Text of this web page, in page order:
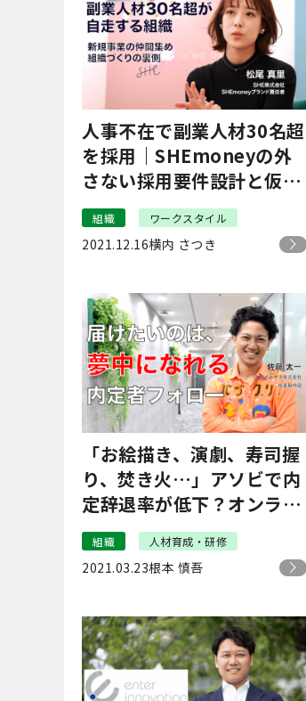
人事不在で副業人材30名超
を採用｜SHEmoneyの外
さない採用要件設計と仮説
検証
組織 ワークスタイル
2021.12.16横内 さつき
「お絵描き、演劇、寿司握
り、焚き火…」アソビで内
定辞退率が低下？オンライ
ンでも夢中になれる内定者
フォローとは
組織 人材育成・研修
2021.03.23根本 慎吾